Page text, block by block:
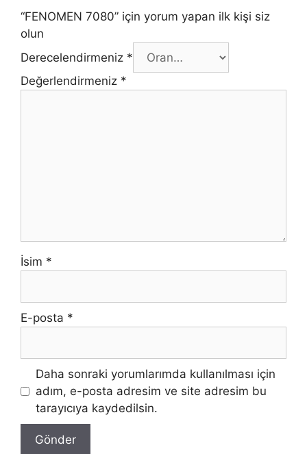
“FENOMEN 7080” için yorum yapan ilk kişi siz
olun
Derecelendirmeniz *
Değerlendirmeniz *
İsim *
E-posta *
Daha sonraki yorumlarımda kullanılması için
adım, e-posta adresim ve site adresim bu
tarayıcıya kaydedilsin.